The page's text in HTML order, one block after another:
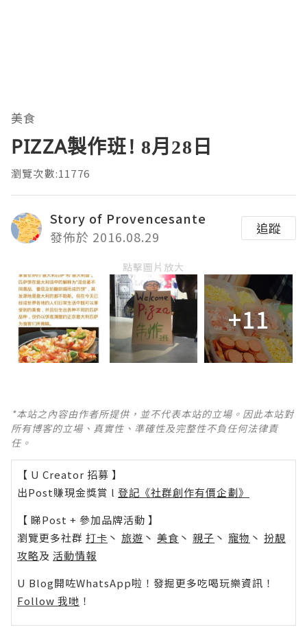
美食
PIZZA製作班! 8月28日
瀏覽次數:11776
Story of Provencesante
發佈於 2016.08.29
追蹤
點擊圖片放大
+11
*本站之內容由作者所提供，並不代表本站的立場。因此本站對
所有博客的立場、真實性、準確性及完整性不負任何法律責
任。
【 U Creator 招募 】
出Post賺現金獎賞 l 登記《社群創作有價企劃》
【 睇Post + 參加品牌活動 】
瀏覽更多社群 打卡 丶 旅遊 丶 美食 丶 親子 丶 寵物 丶 扮靚
攻略及 活動情報
U Blog開咗WhatsApp啦！發掘更多吃喝玩樂資訊！
Follow 我哋 ！